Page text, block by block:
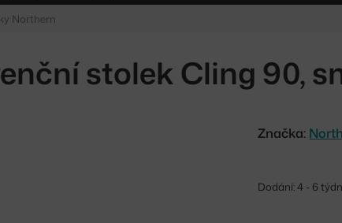
Northern
stolek Cling 90,
Značka:
Dodání: 4 - 6